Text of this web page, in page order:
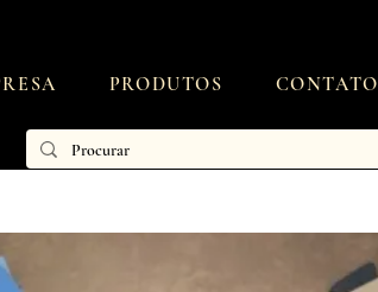
PRODUTOS CONTATO